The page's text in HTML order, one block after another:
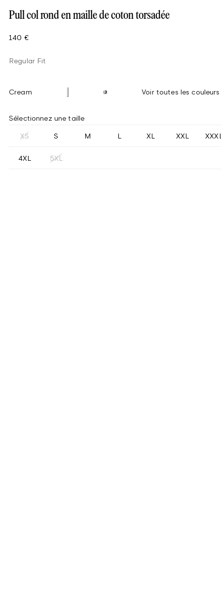
Pull col rond en maille de coton torsadée
140 €
Regular Fit
Cream Voir toutes les couleurs
Sélectionnez une taille
XS S M L XL XXL
4XL 5XL